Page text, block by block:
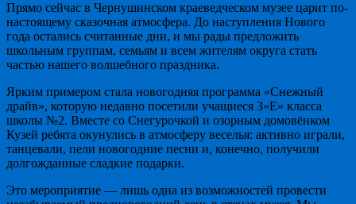
Прямо сейчас в Чернушинском краеведческом музее царит по-
настоящему сказочная атмосфера. До наступления Нового
года остались считанные дни, и мы рады предложить
школьным группам, семьям и всем жителям округа стать
частью нашего волшебного праздника.
Ярким примером стала новогодняя программа «Снежный
драйв», которую недавно посетили учащиеся 3«Е» класса
школы №2. Вместе со Снегурочкой и озорным домовёнком
Кузей ребята окунулись в атмосферу веселья: активно играли,
танцевали, пели новогодние песни и, конечно, получили
долгожданные сладкие подарки.
Это мероприятие — лишь одна из возможностей провести